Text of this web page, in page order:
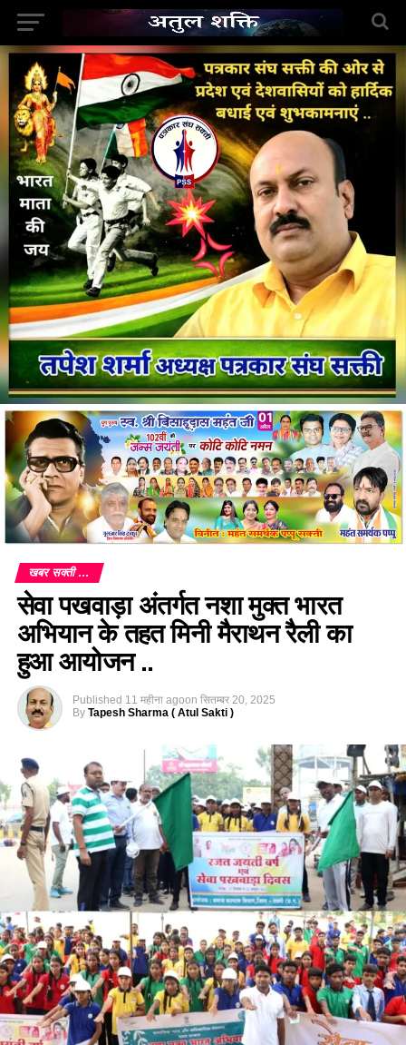
खबर सक्ती ...
सेवा पखवाड़ा अंतर्गत नशा मुक्त भारत
अभियान के तहत मिनी मैराथन रैली का
हुआ आयोजन ..
Published 11 महीना agoon सितम्बर 20, 2025
By Tapesh Sharma ( Atul Sakti )